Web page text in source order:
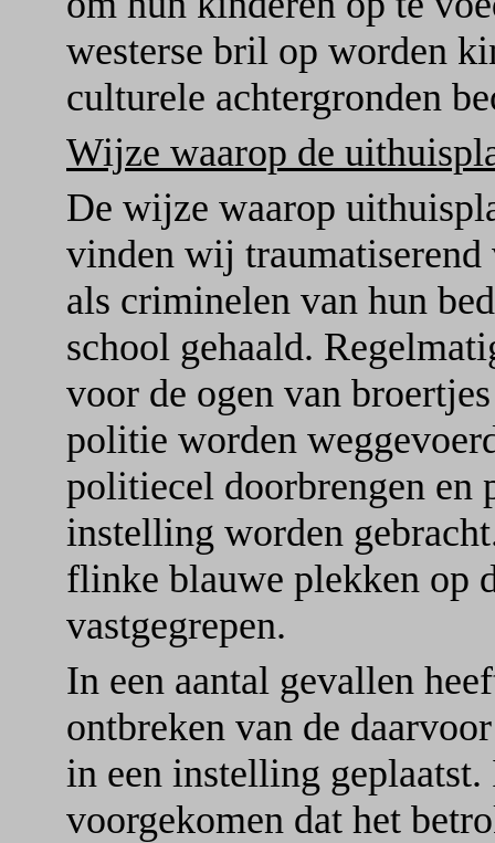
westerse bril op worden
culturele achtergronden
Wijze waarop de
De wijze waarop
vinden wij
als criminelen van hun
school gehaald.
voor de ogen van
politie worden
politiecel doorbrengen en
instelling worden
flinke blauwe plekken op
vastgegrepen.
In een aantal gevallen
ontbreken van de
in een instelling
voorgekomen dat het